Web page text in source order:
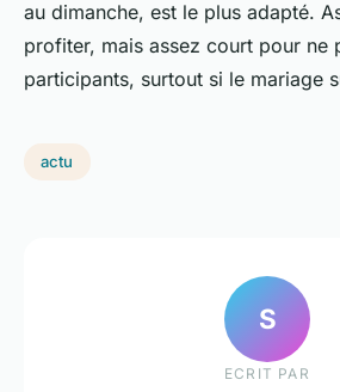
au dimanche, est le plus adapté.
profiter, mais assez court pour ne
participants, surtout si le mariage
actu
S
ECRIT PAR